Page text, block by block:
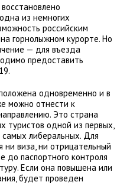
из немногих
российским
горнолыжном курорте. Но
— для въезда
предоставить
одновременно и в
можно отнести к
Это страна
туристов одной из первых,
самыхлиберальных. Для
ни виза, ни отрицательный
до паспортного контроля
Если она повышена или
будет проведен